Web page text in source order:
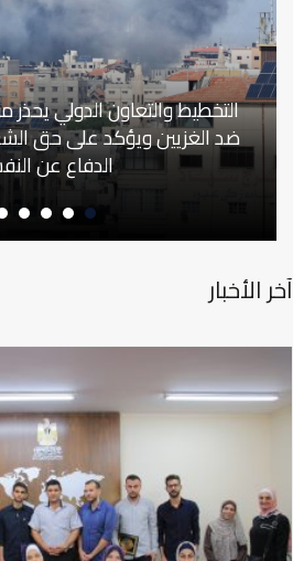
التخطيط والتعاون الدولي يحذر
ضد الغزيين ويؤكد على حق
الدفاع عن
آخر الأخبار